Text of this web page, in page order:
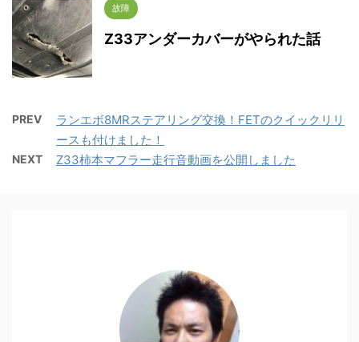
故障
Z33アンダーカバーがやられた話
PREV
ランエボ8MRステアリング交換！FETのクイックリリ
ースも付けました！
NEXT Z33柿本マフラー走行音動画を公開しました